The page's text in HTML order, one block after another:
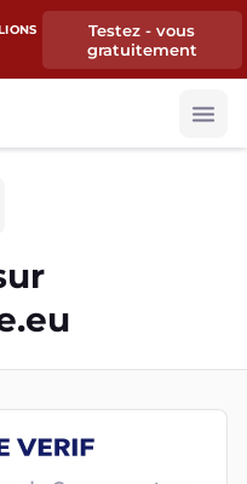
Testez - vous
gratuitement